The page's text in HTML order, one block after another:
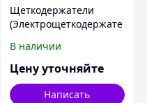
Щеткодержатели
(Электрощеткодержате
В наличии
Цену уточняйте
Написать